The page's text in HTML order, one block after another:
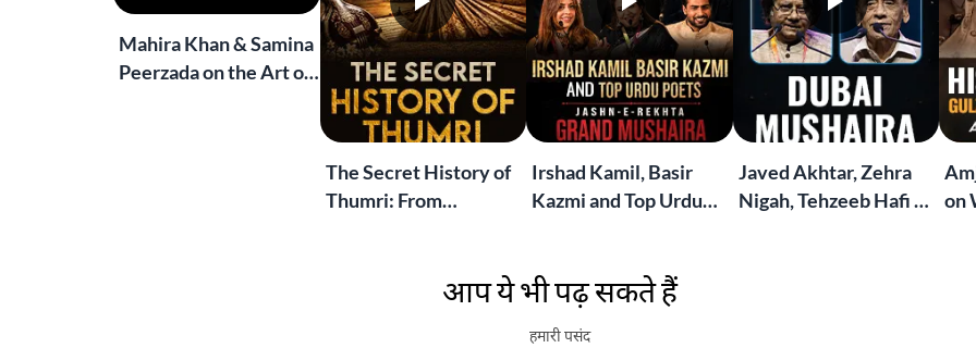
Mahira Khan & Samina
Peerzada on the Art of
The Secret History of
Thumri: From
Irshad Kamil, Basir
Kazmi and Top Urdu
London Grand
Mushaira
Javed Akhtar, Zehra
Nigah, Tehzeeb Hafi &
on
आप ये भी पढ़ सकते हैं
हमारी पसंद